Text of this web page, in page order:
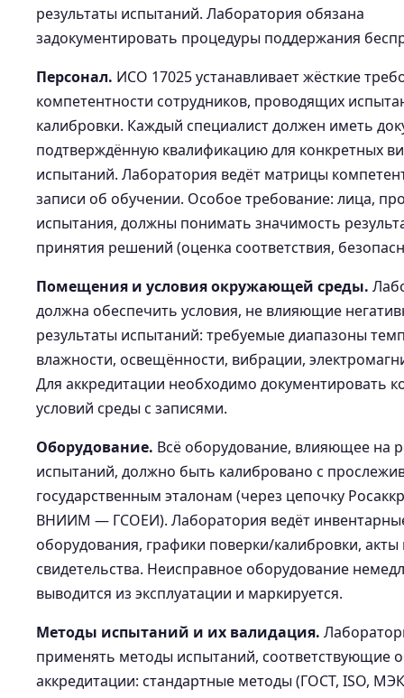
результаты испытаний. Лаборатория обязана
задокументировать процедуры поддержания
Персонал. ИСО 17025 устанавливает жёсткие
компетентности сотрудников, проводящих
калибровки. Каждый специалист должен иметь
подтверждённую квалификацию для конкретных
испытаний. Лаборатория ведёт матрицы
записи об обучении. Особое требование: лица,
испытания, должны понимать значимость
принятия решений (оценка соответствия,
Помещения и условия окружающей среды.
должна обеспечить условия, не влияющие
результаты испытаний: требуемые диапазоны
влажности, освещённости, вибрации,
Для аккредитации необходимо документировать
условий среды с записями.
Оборудование. Всё оборудование, влияющее на
испытаний, должно быть калибровано с
государственным эталонам (через цепочку
ВНИИМ — ГСОЕИ). Лаборатория ведёт
оборудования, графики поверки/калибровки, акты
свидетельства. Неисправное оборудование
выводится из эксплуатации и маркируется.
Методы испытаний и их валидация.
применять методы испытаний, соответствующие
аккредитации: стандартные методы (ГОСТ, ISO,